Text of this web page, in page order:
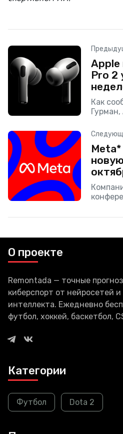
Apple
Pro 2
Как
эфире
О проекте
Remontada — точные
киберспорт от нейросетей
интеллекта. Ежедневно
футбол, хоккей, баскетбол,
Категории
Футбол Dota 2